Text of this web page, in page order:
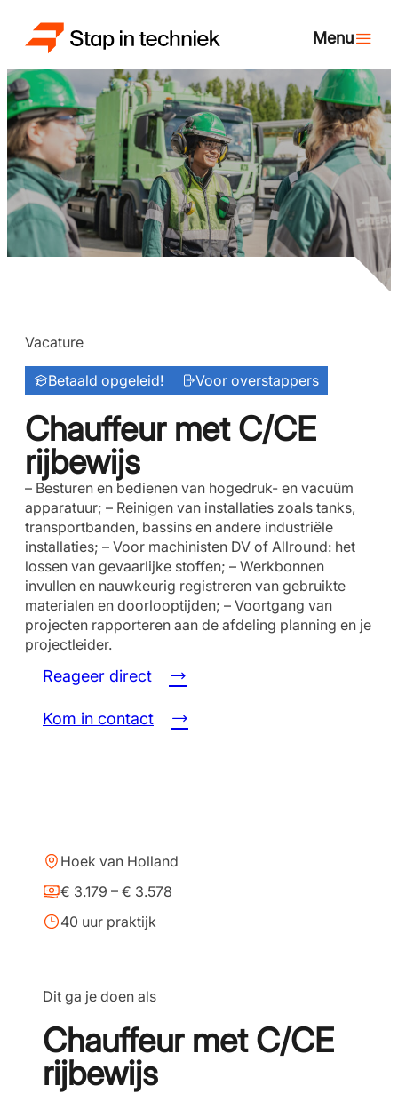
Vacature
Betaald opgeleid! Voor overstappers
Chauffeur met C/CE
rijbewijs
– Besturen en bedienen van hogedruk- en vacuüm
apparatuur; – Reinigen van installaties zoals tanks,
transportbanden, bassins en andere industriële
installaties; – Voor machinisten DV of Allround: het
lossen van gevaarlijke stoffen; – Werkbonnen
invullen en nauwkeurig registreren van gebruikte
materialen en doorlooptijden; – Voortgang van
projecten rapporteren aan de afdeling planning en je
projectleider.
Reageer direct
Kom in contact
Hoek van Holland
€ 3.179 – € 3.578
40 uur praktijk
Dit ga je doen als
Chauffeur met C/CE
rijbewijs